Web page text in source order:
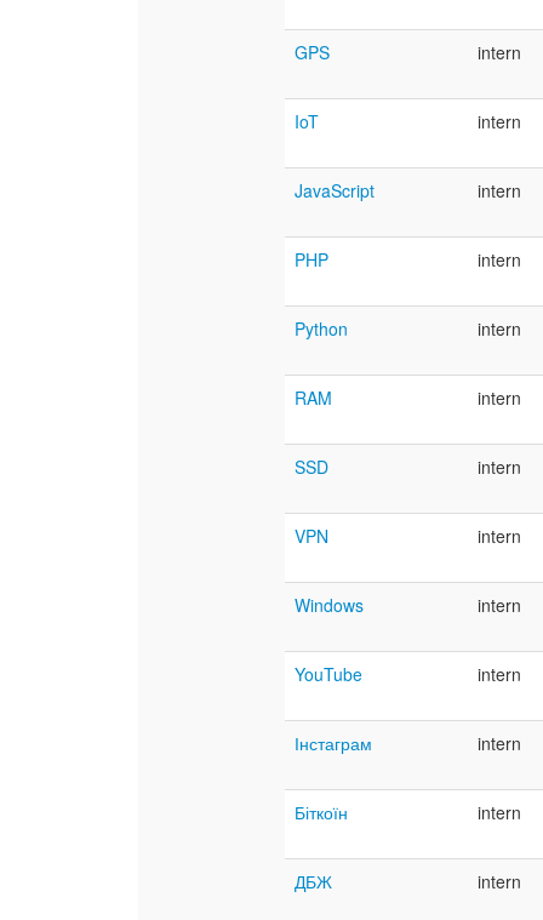
GPS intern
IoT intern
JavaScript intern
PHP intern
Python intern
RAM intern
SSD intern
VPN intern
Windows intern
YouTube intern
Інстаграм intern
Біткоїн intern
ДБЖ intern